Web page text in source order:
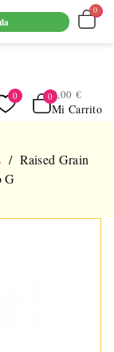
A 69€ EN
Mi Carrito
0,00 €
Raised Grain
G